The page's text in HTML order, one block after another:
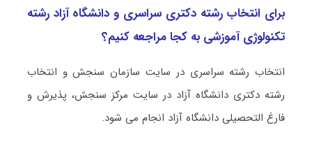
برای انتخاب رشته دکتری سراسری و دانشگاه آزاد رشته
تکنولوژی آموزشی به کجا مراجعه کنیم؟
انتخاب رشته سراسری در سایت سازمان سنجش و انتخاب
رشته دکتری دانشگاه آزاد در سایت مرکز سنجش، پذیرش و
فارغ التحصیلی دانشگاه آزاد انجام می شود.